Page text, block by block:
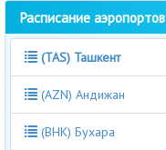
Расписание аэропортов
(TAS) Ташкент
(AZN) Андижан
(BHK) Бухара